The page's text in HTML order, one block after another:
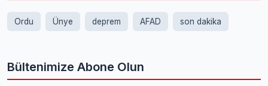
Ordu Ünye deprem AFAD son dakika
Bültenimize Abone Olun